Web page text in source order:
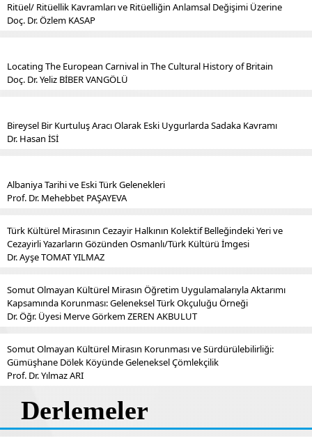
Ritüel/ Ritüellik Kavramları ve Ritüelliğin Anlamsal Değişimi Üzerine
Doç. Dr. Özlem KASAP
Locating The European Carnival in The Cultural History of Britain
Doç. Dr. Yeliz BİBER VANGÖLÜ
Bireysel Bir Kurtuluş Aracı Olarak Eski Uygurlarda Sadaka Kavramı
Dr. Hasan İSİ
Albaniya Tarihi ve Eski Türk Gelenekleri
Prof. Dr. Mehebbet PAŞAYEVA
Türk Kültürel Mirasının Cezayir Halkının Kolektif Belleğindeki Yeri ve
Cezayirli Yazarların Gözünden Osmanlı/Türk Kültürü İmgesi
Dr. Ayşe TOMAT YILMAZ
Somut Olmayan Kültürel Mirasın Öğretim Uygulamalarıyla Aktarımı
Kapsamında Korunması: Geleneksel Türk Okçuluğu Örneği
Dr. Öğr. Üyesi Merve Görkem ZEREN AKBULUT
Somut Olmayan Kültürel Mirasın Korunması ve Sürdürülebilirliği:
Gümüşhane Dölek Köyünde Geleneksel Çömlekçilik
Prof. Dr. Yılmaz ARI
Derlemeler